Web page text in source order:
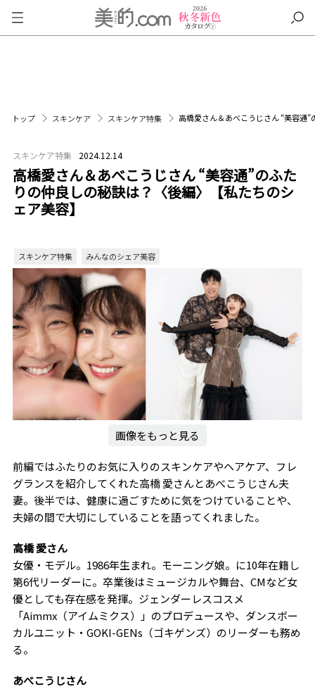
トップ スキンケア スキンケア特集 高橋愛さん＆あべこうじさん “美容通
スキンケア特集 2024.12.14
高橋愛さん＆あべこうじさん “美容通”のふた
りの仲良しの秘訣は？〈後編〉【私たちのシ
ェア美容】
スキンケア特集 みんなのシェア美容
画像をもっと見る
前編ではふたりのお気に入りのスキンケアやヘアケア、フレ
グランスを紹介してくれた高橋 愛さんとあべこうじさん夫
妻。後半では、健康に過ごすために気をつけていることや、
夫婦の間で大切にしていることを語ってくれました。
高橋 愛さん
女優・モデル。1986年生まれ。モーニング娘。に10年在籍し
第6代リーダーに。卒業後はミュージカルや舞台、CMなど女
優としても存在感を発揮。ジェンダーレスコスメ
「Aimmx（アイムミクス）」のプロデュースや、ダンスボー
カルユニット・GOKI-GENs（ゴキゲンズ）のリーダーも務め
る。
あべこうじさん